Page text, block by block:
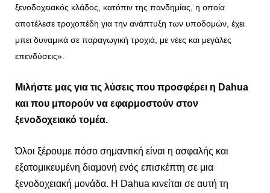
ξενοδοχειακός κλάδος, κατόπιν της πανδημίας, η οποία
αποτέλεσε τροχοπέδη για την ανάπτυξη των υποδομών, έχει
μπει δυναμικά σε παραγωγική τροχιά, με νέες και μεγάλες
επενδύσεις».
Μιλήστε μας για τις λύσεις που προσφέρει η Dahua
και που μπορούν να εφαρμοστούν στον
ξενοδοχειακό τομέα.
Όλοι ξέρουμε πόσο σημαντική είναι η ασφαλής και
εξατομικευμένη διαμονή ενός επισκέπτη σε μια
ξενοδοχειακή μονάδα. Η Dahua κινείται σε αυτή τη